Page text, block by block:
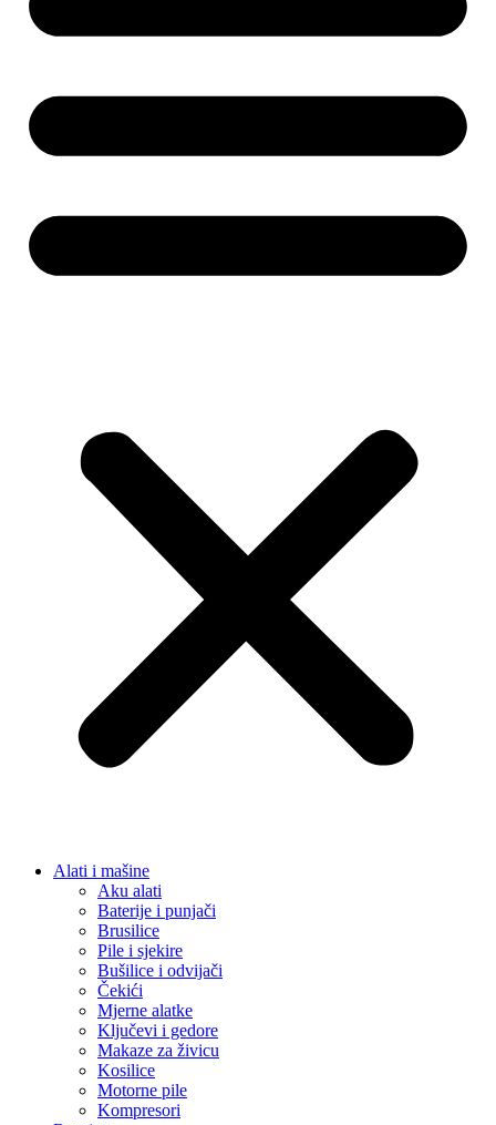
Baterije i punjači
Kosilice
Motorne pile
Kompresori
Rasvjeta
Led lampe
Unutarnja rasvjeta
LED trake
Noćne lampe i dekorativna rasvjeta
Stojeće lampe
Stropne lampe i plafonjere
Zidne lampe
Vanjska rasvjeta
Reflektori i sigurnosna rasvjeta
Solarna rasvjeta
Vrtna rasvjeta
Vojna oprema
Taktičke patike
Kuhinja
Kuhinjski noževi
Organizatori i dodaci
Posuđe i pribor
Ljepila i materijali
Fug mase
Montažne trake
Namještaj i sjedenje
Ljuljaške
Elektronika i Uređaji
Audio oprema
Bluetooth zvučnici
Mobiteli i dodaci